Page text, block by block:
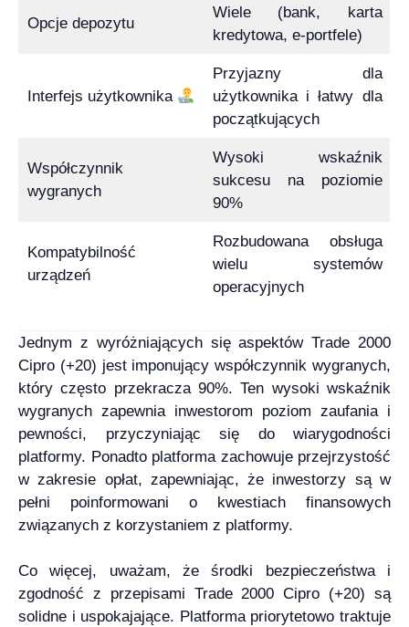
Opcje depozytu
Wiele (bank, karta
kredytowa, e-portfele)
Interfejs użytkownika
Przyjazny dla
użytkownika i łatwy dla
początkujących
Współczynnik
wygranych
Wysoki wskaźnik
sukcesu na poziomie
90%
Kompatybilność
urządzeń
Rozbudowana obsługa
wielu systemów
operacyjnych
Jednym z wyróżniających się aspektów Trade 2000
Cipro (+20) jest imponujący współczynnik wygranych,
który często przekracza 90%. Ten wysoki wskaźnik
wygranych zapewnia inwestorom poziom zaufania i
pewności, przyczyniając się do wiarygodności
platformy. Ponadto platforma zachowuje przejrzystość
w zakresie opłat, zapewniając, że inwestorzy są w
pełni poinformowani o kwestiach finansowych
związanych z korzystaniem z platformy.
Co więcej, uważam, że środki bezpieczeństwa i
zgodność z przepisami Trade 2000 Cipro (+20) są
solidne i uspokajające. Platforma priorytetowo traktuje